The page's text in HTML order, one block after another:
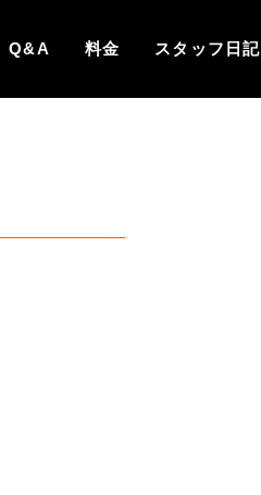
Q&A 料金 スタッフ日記